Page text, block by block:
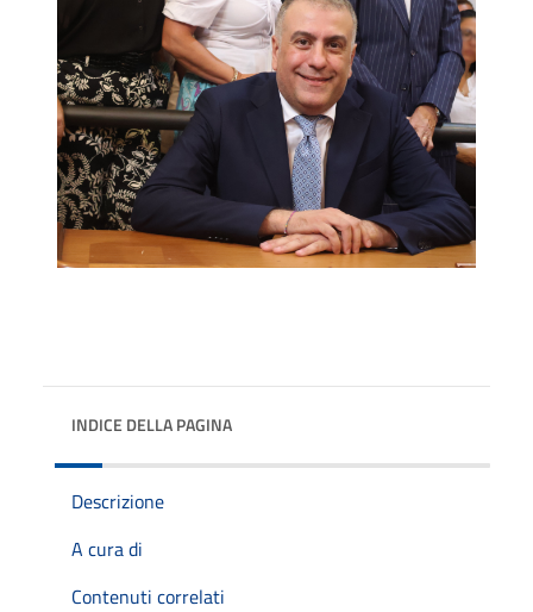
INDICE DELLA PAGINA
Descrizione
A cura di
Contenuti correlati